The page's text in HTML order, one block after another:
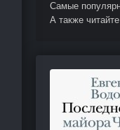
Самые
А также